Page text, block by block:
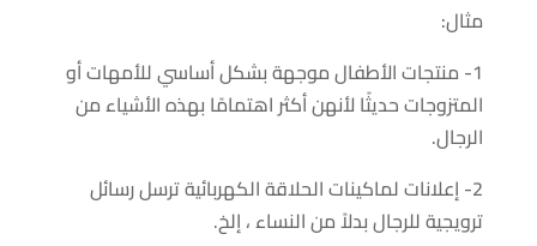
مثال:
1- منتجات الأطفال موجهة بشكل أساسي للأمهات أو
المتزوجات حديثًا لأنهن أكثر اهتمامًا بهذه الأشياء من
الرجال.
2- إعلانات لماكينات الحلاقة الكهربائية ترسل رسائل
ترويجية للرجال بدلاً من النساء ، إلخ.